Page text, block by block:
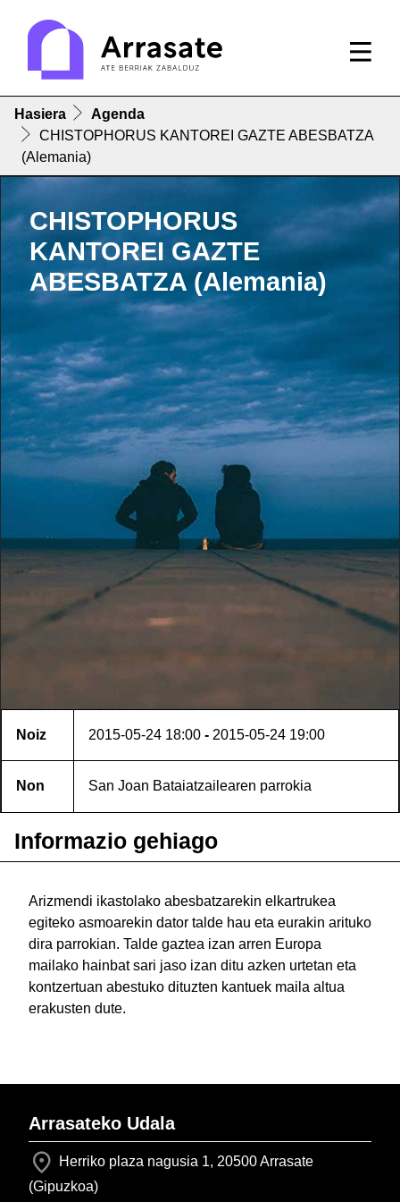
Hasiera
Agenda
CHISTOPHORUS KANTOREI GAZTE ABESBATZA
(Alemania)
CHISTOPHORUS
KANTOREI GAZTE
ABESBATZA (Alemania)
Noiz 2015-05-24 18:00 - 2015-05-24 19:00
Non San Joan Bataiatzailearen parrokia
Informazio gehiago
Arizmendi ikastolako abesbatzarekin elkartrukea
egiteko asmoarekin dator talde hau eta eurakin arituko
dira parrokian. Talde gaztea izan arren Europa
mailako hainbat sari jaso izan ditu azken urtetan eta
kontzertuan abestuko dituzten kantuek maila altua
erakusten dute.
Arrasateko Udala
Herriko plaza nagusia 1, 20500 Arrasate
(Gipuzkoa)